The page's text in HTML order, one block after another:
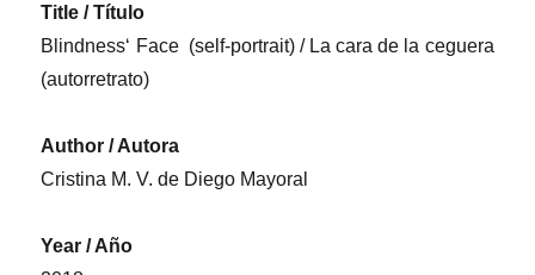
Title / Título
Blindness‘ Face (self-portrait) / La cara de la ceguera
(autorretrato)
Author / Autora
Cristina M. V. de Diego Mayoral
Year / Año